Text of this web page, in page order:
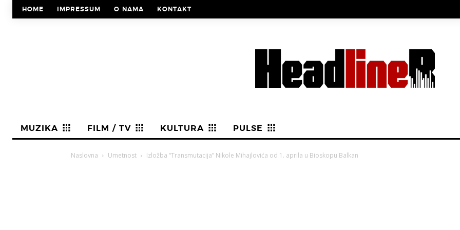
HOME IMPRESSUM O NAMA KONTAKT
MUZIKA FILM / TV KULTURA PULSE
Naslovna Umetnost Izložba “Transmutacija” Nikole Mihajlovića od 1. aprila u Bioskopu Balkan